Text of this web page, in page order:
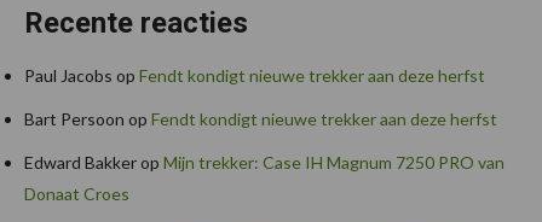
Recente reacties
Paul Jacobs op Fendt kondigt nieuwe trekker aan deze herfst
Bart Persoon op Fendt kondigt nieuwe trekker aan deze herfst
Edward Bakkerop Mijn trekker: Case IH Magnum 7250 PRO van
Donaat Croes